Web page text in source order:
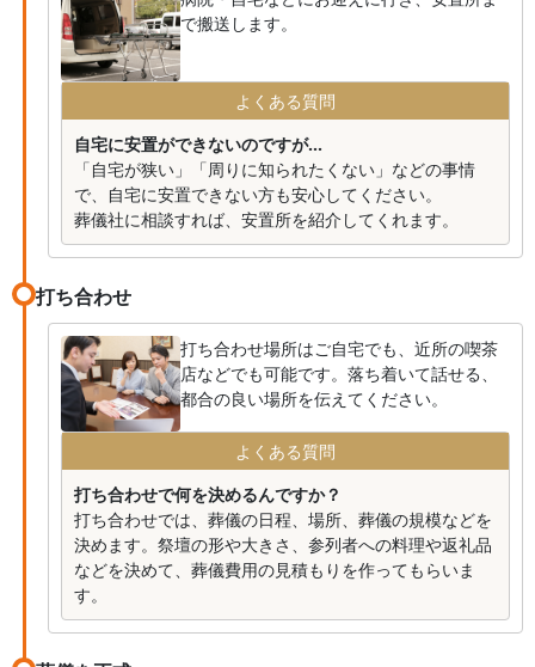
で搬送します。
よくある質問
自宅に安置ができないのですが...
「自宅が狭い」「周りに知られたくない」などの事情
で、自宅に安置できない方も安心してください。
葬儀社に相談すれば、安置所を紹介してくれます。
打ち合わせ
打ち合わせ場所はご自宅でも、近所の喫茶
店などでも可能です。落ち着いて話せる、
都合の良い場所を伝えてください。
よくある質問
打ち合わせで何を決めるんですか？
打ち合わせでは、葬儀の日程、場所、葬儀の規模などを
決めます。祭壇の形や大きさ、参列者への料理や返礼品
などを決めて、葬儀費用の見積もりを作ってもらいま
す。